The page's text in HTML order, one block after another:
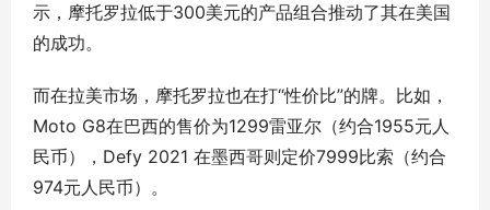
示，摩托罗拉低于300美元的产品组合推动了其在美国
的成功。
而在拉美市场，摩托罗拉也在打“性价比”的牌。比如，
Moto G8在巴西的售价为1299雷亚尔（约合1955元人
民币），Defy 2021 在墨西哥则定价7999比索（约合
974元人民币）。